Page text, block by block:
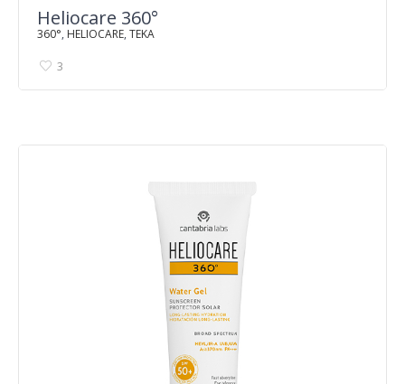
Heliocare 360°
360°, HELIOCARE, TEKA
3